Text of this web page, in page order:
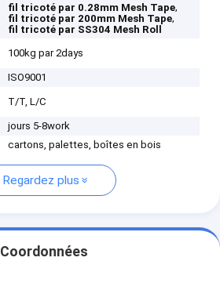
fil tricoté par 0.28mm Mesh Tape,
fil tricoté par 200mm Mesh Tape,
fil tricoté par SS304 Mesh Roll
100kg par 2days
ISO9001
T/T, L/C
jours 5-8work
cartons, palettes, boîtes en bois
Regardez plus
Coordonnées